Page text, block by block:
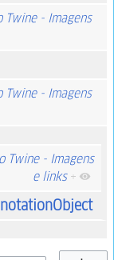
- Imagens
- Imagens
Twine - Imagens
e links +